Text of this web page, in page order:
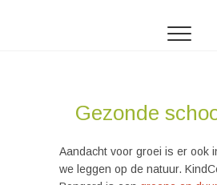
Gezonde
Aandacht voor groei is er ook
we leggen op de natuur.